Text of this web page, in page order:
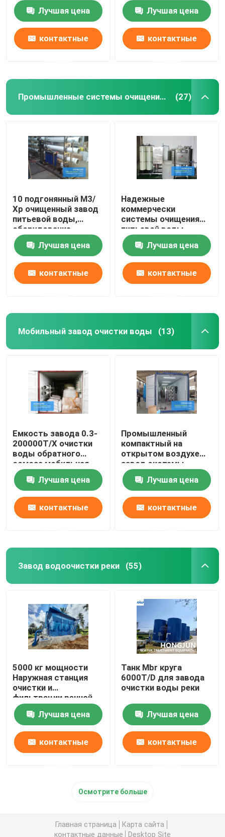
Лучшая цена
контактные
Лучшая цена
контактные
Промышленные системы очищения питьевой воды (27)
10 подгонянный М3/
Хр очищенный завод
питьевой воды,
оборудование
фильтрации воды
Лучшая цена
контактные
Надежные
коммерчески
системы очищения
питьевой воды,
завод водоочистки
Ро
Лучшая цена
контактные
Мобильный завод очистки воды (13)
Емкость завода 0.3-
200000Т/Х очистки
воды обратного
осмоза мобильная
Лучшая цена
контактные
Промышленный
компактный на
открытом воздухе
завод системы
обратного осмоза Ro
водяного фильтра
Лучшая цена
контактные
Завод водоочистки реки (55)
5000 кг мощности
Наружная станция
очистки и
фильтрации речной
воды
Лучшая цена
контактные
Танк Mbr круга
6000T/D для завода
очистки воды реки
Лучшая цена
контактные
Осмотрите больше
Главная страница
Карта сайта
контактные данные
Desktop Site